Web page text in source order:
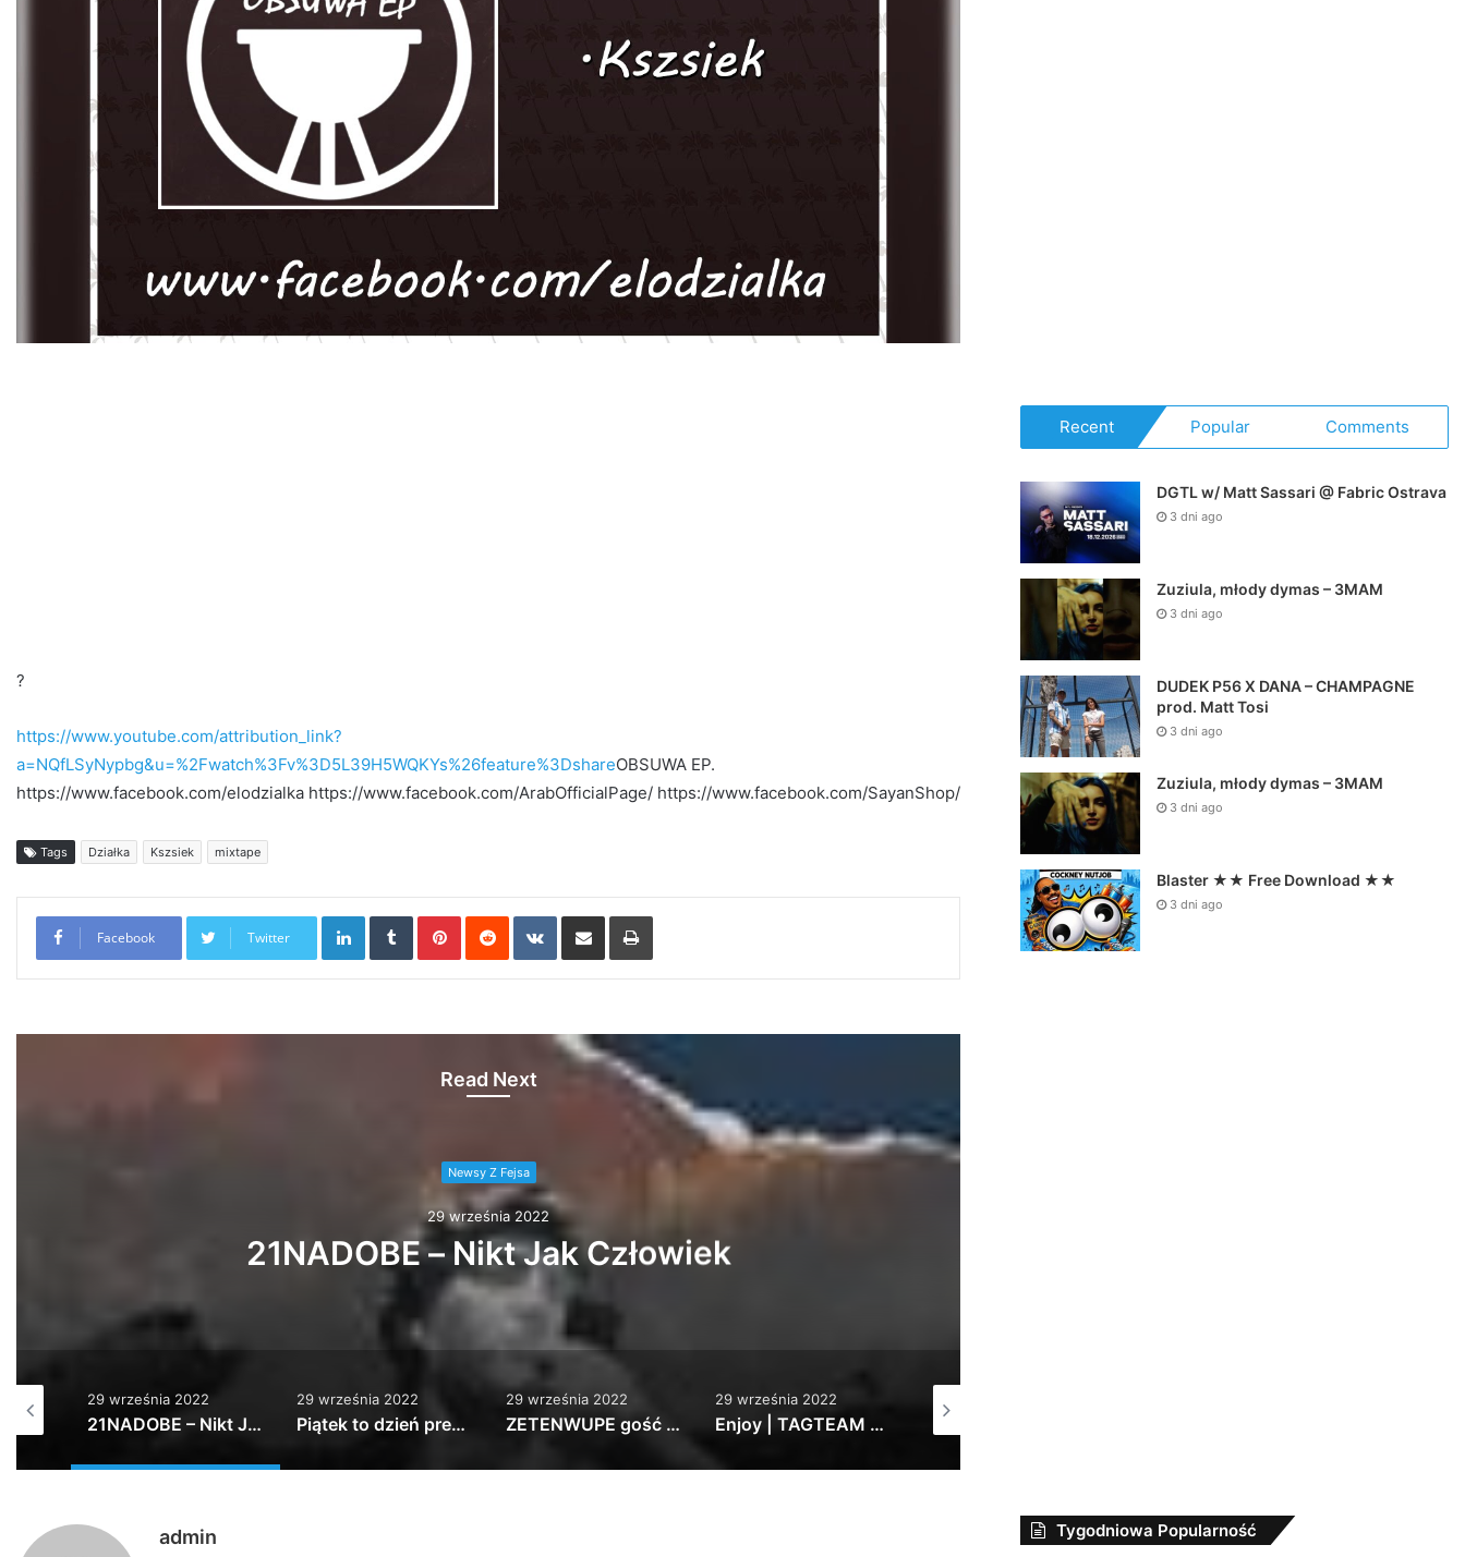
?
https://www.youtube.com/attribution_link?
a=NQfLSyNypbg&u=%2Fwatch%3Fv%3D5L39H5WQKYs%26feature%3DshareOBSUWA EP.
https://www.facebook.com/elodzialka https://www.facebook.com/ArabOfficialPage/ https://www.facebook.com/SayanShop/
Tags Działka Kszsiek mixtape
Facebook Twitter
LinkedInTumblrPinterestReddit VKontakte
Share via Email Print
Read Next
Newsy Z Fejsa
29 września 2022
21NADOBE – Nikt Jak Człowiek
29 września 2022
21NADOBE – Nikt Jak Człowiek
29 września 2022
Piątek to dzień premier, ale my swoją ma…
29 września 2022
ZETENWUPE gość Kuba Knap – Wisełka prod. Wrotas
29 września 2022
Enjoy | TAGTEAM #pbb2022wildcard
admin
Recent Popular Comments
DGTL w/ Matt Sassari @ Fabric Ostrava
3 dni ago
Zuziula, młody dymas – 3MAM
3 dni ago
DUDEK P56 X DANA – CHAMPAGNE
prod. Matt Tosi
3 dni ago
Zuziula, młody dymas – 3MAM
3 dni ago
Blaster ★★ Free Download ★★
3 dni ago
Tygodniowa Popularność